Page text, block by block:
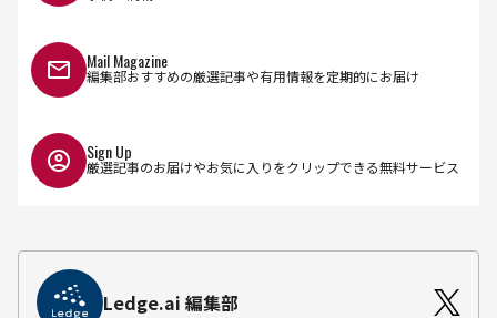
Mail Magazine
編集部おすすめの厳選記事や有用情報を定期的にお届け
Sign Up
厳選記事のお届けやお気に入りをクリップできる無料サービス
Ledge.ai 編集部